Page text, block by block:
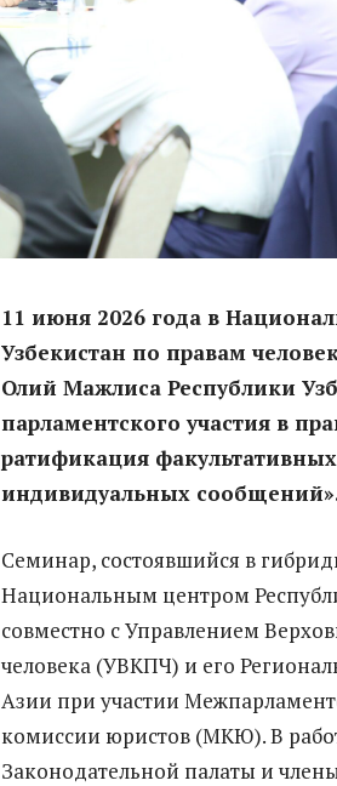
11 июня 2026 года в
Узбекистан по правам
Олий Мажлиса Республики
парламентского участия в
ратификация
индивидуальных
Семинар, состоявшийся в
Национальным центром
совместно с Управлением
человека (УВКПЧ) и его
Азии при участии
комиссии юристов (МКЮ). В
Законодательной палаты и